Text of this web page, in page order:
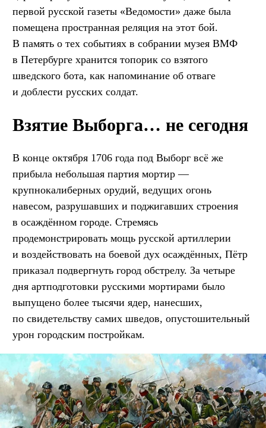
первой русской газеты «Ведомости» даже была
помещена пространная реляция на этот бой.
В память о тех событиях в собрании музея ВМФ
в Петербурге хранится топорик со взятого
шведского бота, как напоминание об отваге
и доблести русских солдат.
Взятие Выборга… не сегодня
В конце октября 1706 года под Выборг всё же
прибыла небольшая партия мортир —
крупнокалиберных орудий, ведущих огонь
навесом, разрушавших и поджигавших строения
в осаждённом городе. Стремясь
продемонстрировать мощь русской артиллерии
и воздействовать на боевой дух осаждённых, Пётр
приказал подвергнуть город обстрелу. За четыре
дня артподготовки русскими мортирами было
выпущено более тысячи ядер, нанесших,
по свидетельству самих шведов, опустошительный
урон городским постройкам.